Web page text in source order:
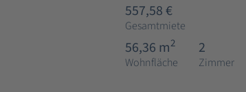
557,58 €
Gesamtmiete
56,36 m2
Wohnfläche
2
Zimmer